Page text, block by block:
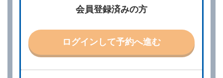
所、運転者、チャイルドシート等付属品の要否、その
他の借受条件（以下「借受条件」といいます。）を明
社は、電話連絡並びに電子メールによる予約に応じま
すが、予約内容と実際に相違があった場合でも当社は
責任を負わないものとします。
当社は、借受人から予約の申込みがあったときは、原
則として、当社の保有するレンタカーの範囲内で予約
会員登録済みの方
ログインして予約へ進む